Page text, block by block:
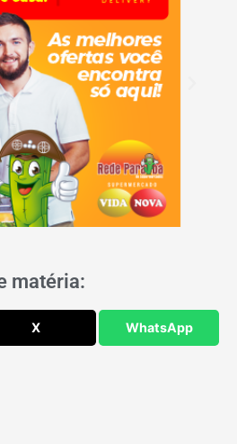
matéria:
X WhatsApp